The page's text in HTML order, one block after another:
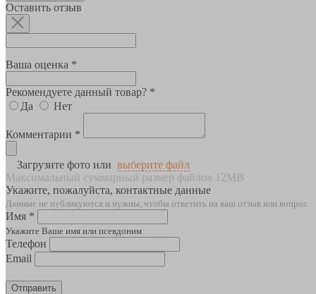
Оставить отзыв
Ваша оценка *
Рекомендуете данный товар? *
Да
Нет
Комментарии *
Загрузите фото или выберите файл
Максимальный суммарный размер файлов 12MB
Укажите, пожалуйста, контактные данные
Данные не публикуются и нужны, чтобы ответить на ваш отзыв или вопрос
Имя *
Укажите Ваше имя или псевдоним
Телефон
Email
Отправить